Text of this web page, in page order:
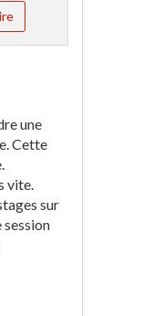
une
Cette
vite.
sur